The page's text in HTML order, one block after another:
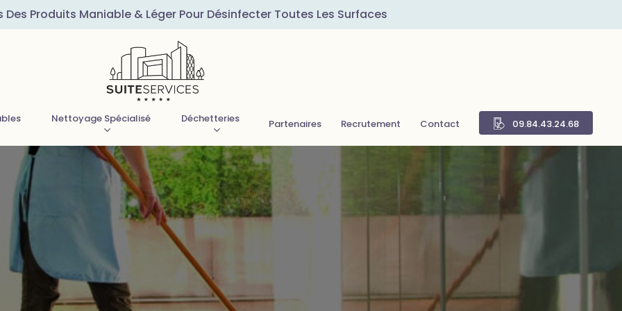
Des Produits Maniable & Léger Pour Désinfecter Toutes Les Surfaces
Nettoyage Spécialisé Déchetteries Partenaires Recrutement Contact 09.84.43.24.68